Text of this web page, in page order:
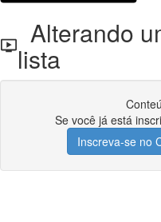
Alterando
lista
Se você já está
Inscreva-se no